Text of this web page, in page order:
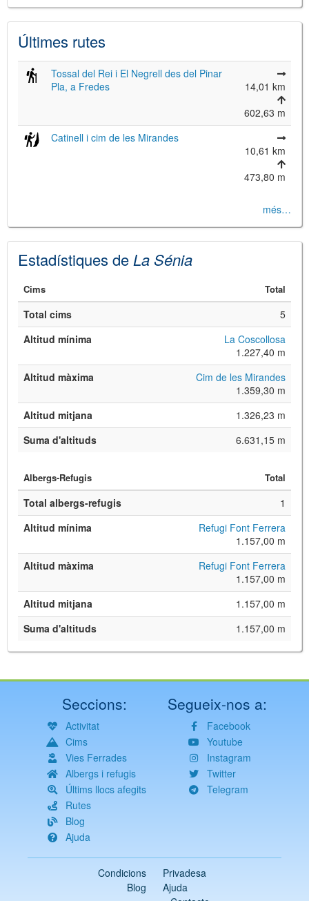
©OpenStreetMap,OpenTopoMap
and its contributors
Últimes rutes
Tossal del Rei i El Negrell des del Pinar
Pla, a Fredes
14,01 km
602,63 m
Catinell i cim de les Mirandes
10,61 km
473,80 m
més…
Estadístiques de La Sénia
Cims Total
Total cims
5
Altitud mínima
La Coscollosa
1.227,40 m
Altitud màxima
Cim de les Mirandes
1.359,30 m
Altitud mitjana
1.326,23 m
Suma d'altituds
6.631,15 m
Albergs-Refugis Total
Total albergs-refugis
1
Altitud mínima
Refugi Font Ferrera
1.157,00 m
Altitud màxima
Refugi Font Ferrera
1.157,00 m
Altitud mitjana
1.157,00 m
Suma d'altituds
1.157,00 m
Seccions:
Activitat
Cims
Vies Ferrades
Albergs i refugis
Últims llocs afegits
Rutes
Blog
Ajuda
Segueix-nos a:
Facebook
Youtube
Instagram
Twitter
Telegram
Condicions
Privadesa
Blog
Ajuda